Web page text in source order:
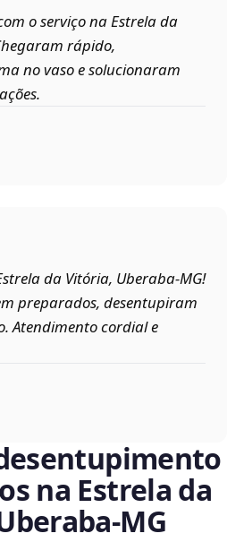
o serviço na Estrela da
rápido,
no vaso e solucionaram
da Vitória, Uberaba‑MG!
preparados, desentupiram
Atendimento cordial e
na Estrela da